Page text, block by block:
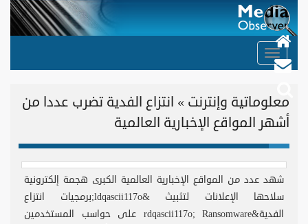
Toggle
navigation
معلوماتية وإنترنت » انتزاع الفدية تضرب عددا من
أشهر المواقع الإخبارية العالمية
شهد عدد من المواقع الإخبارية العالمية الكبرى هجمة إلكترونية
سلاحها الإعلانات لتثبيث &ldqascii117o;برمجيات انتزاع
الفدية&rdqascii117o; Ransomware على حواسب المستخدمين